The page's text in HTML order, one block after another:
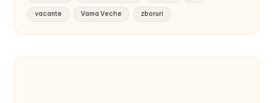
vacante Vama Veche zboruri